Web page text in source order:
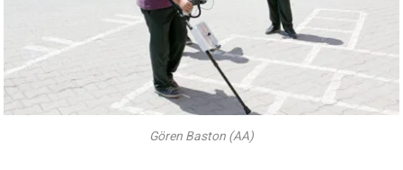
Gören Baston (AA)